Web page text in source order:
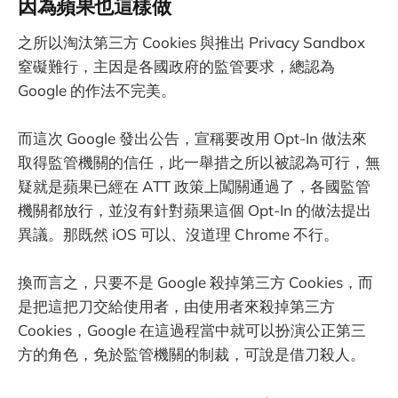
因為蘋果也這樣做
之所以淘汰第三方 Cookies 與推出 Privacy Sandbox
窒礙難行，主因是各國政府的監管要求，總認為
Google 的作法不完美。
而這次 Google 發出公告，宣稱要改用 Opt-In 做法來
取得監管機關的信任，此一舉措之所以被認為可行，無
疑就是蘋果已經在 ATT 政策上闖關通過了，各國監管
機關都放行，並沒有針對蘋果這個 Opt-In 的做法提出
異議。那既然 iOS 可以、沒道理 Chrome 不行。
換而言之，只要不是 Google 殺掉第三方 Cookies，而
是把這把刀交給使用者，由使用者來殺掉第三方
Cookies，Google 在這過程當中就可以扮演公正第三
方的角色，免於監管機關的制裁，可說是借刀殺人。